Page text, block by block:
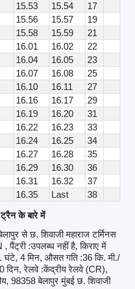
15.53 15.54
17
15.56 15.57
19
15.58 15.59
21
16.01 16.02
22
16.04 16.05
23
16.07 16.08
25
16.10 16.11
27
16.16 16.17
29
16.19 16.20
31
16.22 16.23
33
16.24 16.25
34
16.27 16.28
35
16.29 16.30
36
16.31 16.32
37
16.35 Last
38
के बारे में
से छ. शिवाजी महाराज टर्मिनस
पैंट्री :उपलब्ध नहीं है, किराए में
घंटे, 4 मिन, औसत गति :36 कि. मी./
दिन, रेलवे :केंद्रीय रेलवे (CR),
98358 बेलापुर मुंबई छ. शिवाजी